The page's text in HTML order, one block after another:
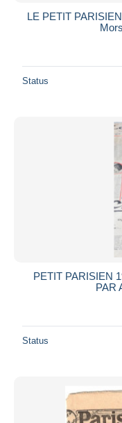
LE PETIT
Status
PETIT PARISIEN
PAR
Status